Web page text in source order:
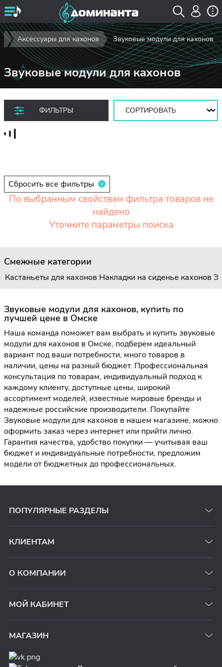
Аксессуары для кахонов Звуковые модули для кахонов
Звуковые модули для кахонов
ФИЛЬТРЫ
Сортировать:
Сбросить все фильтры
По выбранным свойствам фильтра товаров не
найдено
Уточните параметры поиска
Смежные категории
Кастаньеты для кахонов Накладки на сиденье кахонов
Звуковые модули для кахонов, купить по
лучшей цене в Омске
Наша команда поможет вам выбрать и купить звуковые
модули для кахонов в Омске, подберем идеальный
вариант под ваши потребности, много товаров в
наличии, цены на разный бюджет. Профессиональная
консультация по товарам, индивидуальный подход к
каждому клиенту, доступные цены, широкий
ассортимент моделей, известные мировые бренды и
надежные российские производители. Покупайте
Звуковые модули для кахонов в нашем магазине, можно
оформить заказ через интернет или прийти лично.
Гарантия качества, удобство покупки — учитывая ваш
бюджет и индивидуальные потребности, предложим
модели от бюджетных до профессиональных.
ПОПУЛЯРНЫЕ РАЗДЕЛЫ
КЛИЕНТАМ
О КОМПАНИИ
МОЙ КАБИНЕТ
МАГАЗИН